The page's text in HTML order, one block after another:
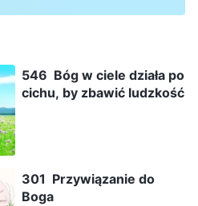
546 Bóg w ciele działa po
cichu, by zbawić ludzkość
301 Przywiązanie do
Boga